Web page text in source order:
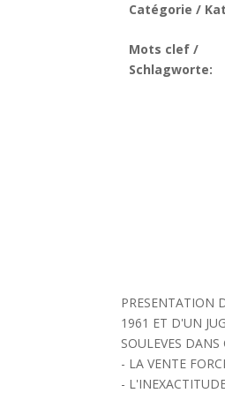
Catégorie /
Mots clef /
Schlagworte:
PRESENTATION
1961 ET D'UN
SOULEVES
- LA VENTE
-